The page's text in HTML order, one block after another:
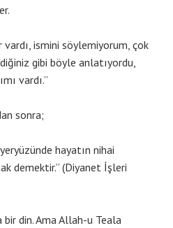
vardı, ismini söylemiyorum, çok
gibi böyle anlatıyordu,
vardı.”
sonra;
hayatın nihai
demektir.” (Diyanet İşleri
din. Ama Allah-u Teala